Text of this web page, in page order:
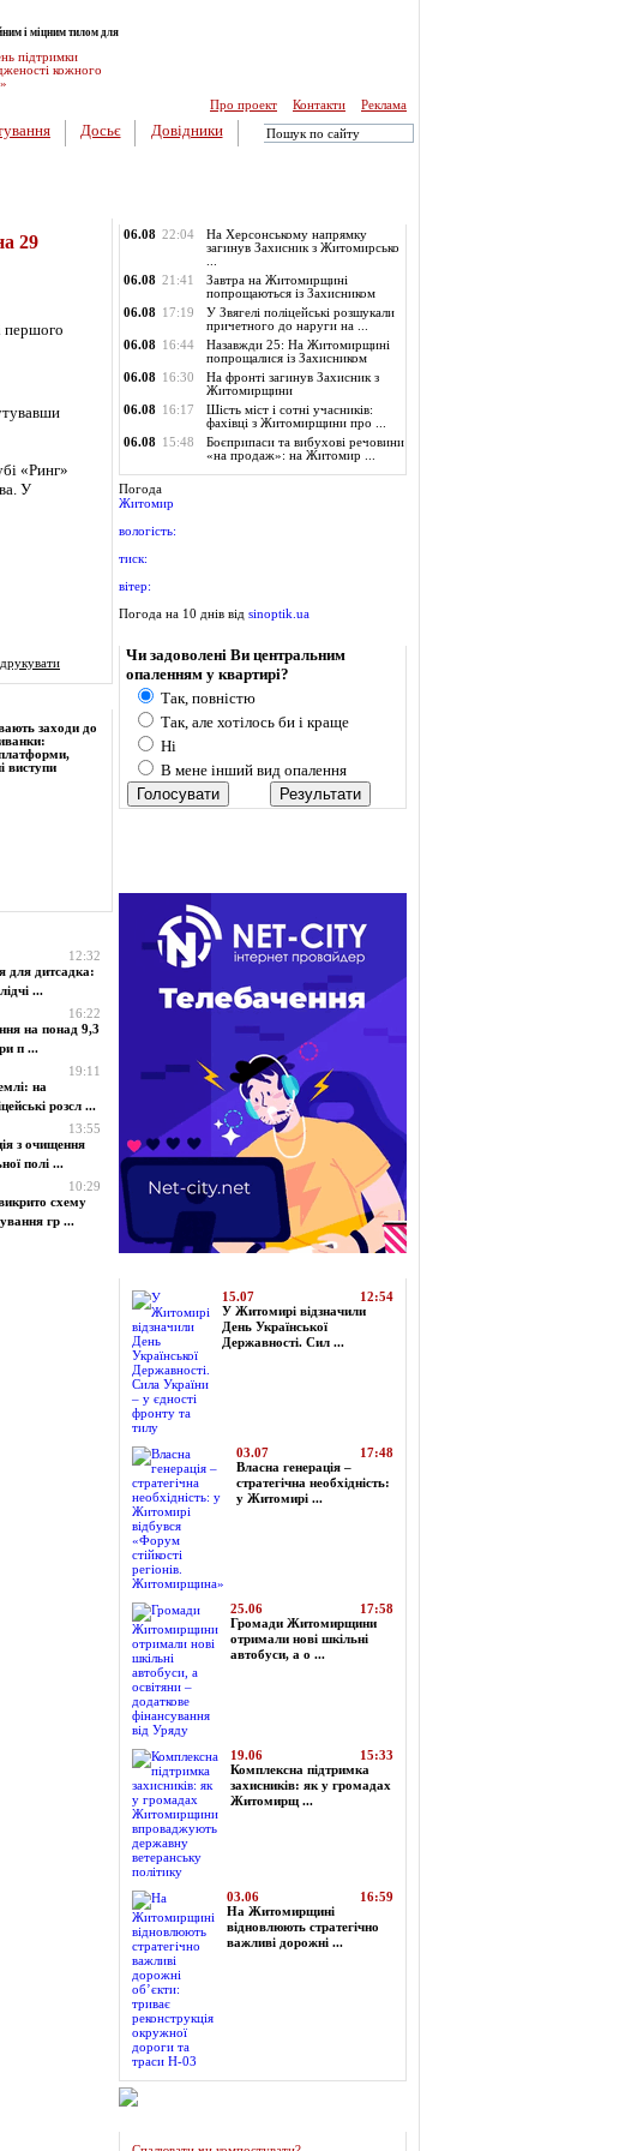
і міцним тилом для
підтримки
кожного
Про проект
Контакти Реклама
Досьє Довідники
29
«Ринг»
У
заходи до
виступи
12:32
для дитсадка:
...
16:22
на понад 9,3
п ...
19:11
на
розсл ...
13:55
з очищення
полі ...
10:29
схему
гр ...
06.08 22:04
На Херсонському напрямку
загинув Захисник з Житомирсько
06.08 21:41
Завтра на Житомирщині
попрощаються із Захисником
06.08 17:19
У Звягелі поліцейські розшукали
причетного до наруги на ...
06.08 16:44
Назавжди 25: На Житомирщині
попрощалися із Захисником
06.08 16:30
На фронті загинув Захисник з
Житомирщини
06.08 16:17
Шість міст і сотні учасників:
фахівці з Житомирщини про ...
06.08 15:48
Боєприпаси та вибухові речовини
«на продаж»: на Житомир ...
Погода
Житомир
вологість:
тиск:
вітер:
Погода на 10 днів від sinoptik.ua
Чи задоволені Ви центральним
опаленням у квартирі?
Так, повністю
Так, але хотілось би і краще
Ні
В мене інший вид опалення
15.07
12:54
У Житомирі відзначили
День Української
Державності. Сил ...
03.07
17:48
Власна генерація –
стратегічна необхідність:
у Житомирі ...
25.06
17:58
Громади Житомирщини
отримали нові шкільні
автобуси, а о ...
19.06
15:33
Комплексна підтримка
захисників: як у громадах
Житомирщ ...
03.06
16:59
На Житомирщині
відновлюють стратегічно
важливі дорожні ...